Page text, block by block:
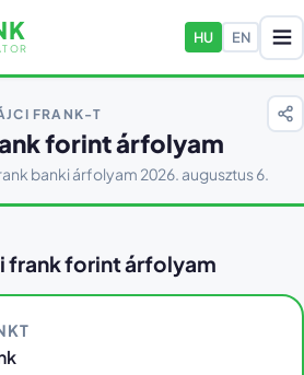
HU EN
FRANK-T
forint árfolyam
banki árfolyam 2026. augusztus 6.
frank forint árfolyam